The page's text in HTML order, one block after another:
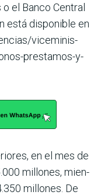
o el Banco Central
está disponible en
viceminis­
presta­mos-y-
en el mes de
millones, mien­
millones. De